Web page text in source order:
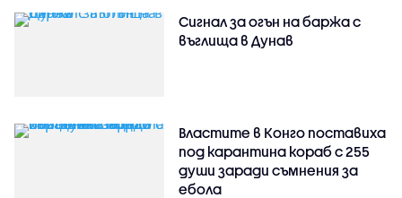
Сигнал за огън на баржа с
въглища в Дунав
Властите в Конго поставиха
под карантина кораб с 255
души заради съмнения за
ебола